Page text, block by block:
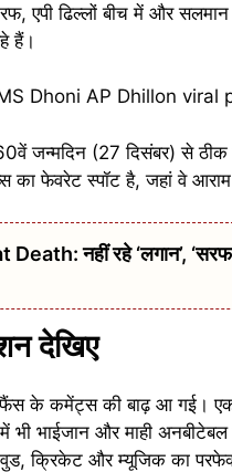
एपी ढिल्लों बीच में और
हैं।
जन्मदिन (27 दिसंबर) से
का फेवरेट स्पॉट है, जहां वे
नहीं रहे ‘लगान’,
देखिए
फैंस के कमेंट्स की बाढ़ आ गई।
भाईजान और माही अनबीटेबल
क्रिकेट और म्यूजिक का